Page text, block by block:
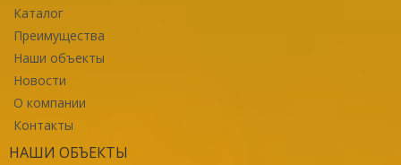
Каталог
Преимущества
Наши объекты
Новости
О компании
Контакты
НАШИ ОБЪЕКТЫ